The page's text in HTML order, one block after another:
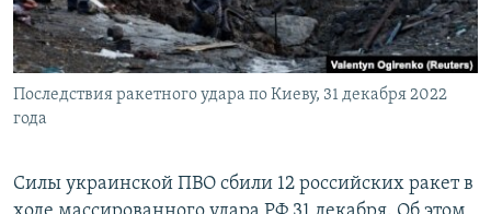
КРЫМ.НЕПОКОРЕННЫЙ
ELIFBE
УКРАИНСКАЯ ПРОБЛЕМА КРЫМА
Все сайты RFE/RL
Последствия ракетного удара по Киеву, 31 декабря 2022
года
Силы украинской ПВО сбили 12 российских ракет в